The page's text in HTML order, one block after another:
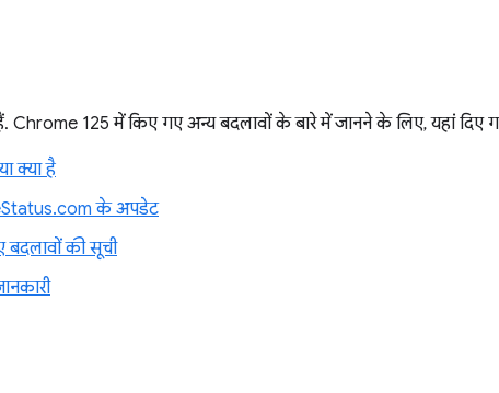
Chrome 125 में किए गए अन्य बदलावों के बारे में जानने के लिए, यहां
क्या है
के अपडेट
बदलावों की सूची